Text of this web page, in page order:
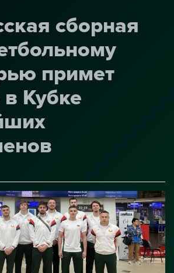
сборная
примет
в Кубке